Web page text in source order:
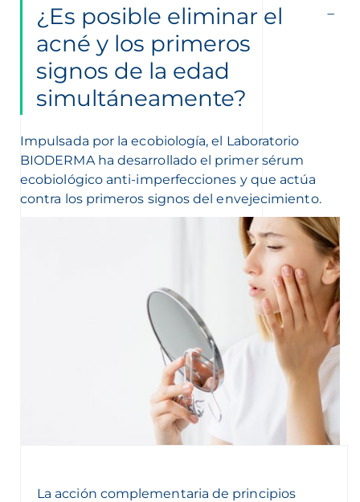
¿Es posible eliminar el
acné y los primeros
signos de la edad
simultáneamente?
Impulsada por la ecobiología, el Laboratorio
BIODERMA ha desarrollado el primer sérum
ecobiológico anti-imperfecciones y que actúa
contra los primeros signos del envejecimiento.
La acción complementaria de principios